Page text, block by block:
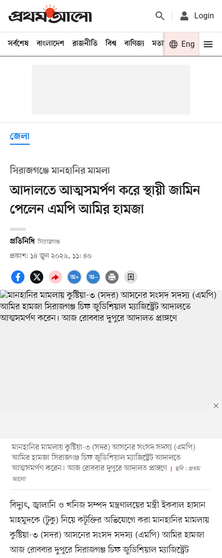
Login
সর্বশেষ বাংলাদেশ রাজনীতি বিশ্ব বাণিজ্য মতামত খেলা
Eng
জেলা
সিরাজগঞ্জে মানহানির মামলা
আদালতে আত্মসমর্পণ করে স্থায়ী জামিন
পেলেন এমপি আমির হামজা
প্রতিনিধি সিরাজগঞ্জ
প্রকাশ: ১৪ জুন ২০২৬, ১১: ৪০
মানহানির মামলায় কুষ্টিয়া-৩ (সদর) আসনের সংসদ সদস্য (এমপি)
আমির হামজা সিরাজগঞ্জ চিফ জুডিশিয়াল ম্যাজিস্ট্রেট আদালতে
আত্মসমর্পণ করেন। আজ রোববার দুপুরে আদালত প্রাঙ্গণে
ছবি : প্রথম
আলো
বিদ্যুৎ, জ্বালানি ও খনিজ সম্পদ মন্ত্রণালয়ের মন্ত্রী ইকবাল হাসান
মাহমুদকে (টুকু) নিয়ে কটূক্তির অভিযোগে করা মানহানির মামলায়
কুষ্টিয়া-৩ (সদর) আসনের সংসদ সদস্য (এমপি) আমির হামজা
আজ রোববার দুপুরে সিরাজগঞ্জ চিফ জুডিশিয়াল ম্যাজিস্ট্রেট